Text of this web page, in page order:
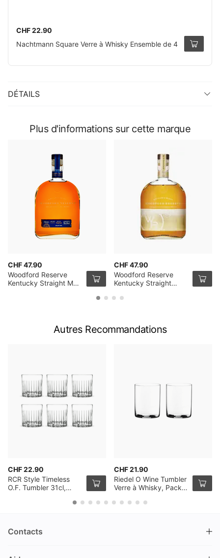
CHF 22.90
Nachtmann Square Verre à Whisky Ensemble de 4
DÉTAILS
Plus d'informations sur cette marque
CHF 47.90
Woodford Reserve
Kentucky Straight Malt
CHF 47.90
Woodford Reserve
Kentucky Straight
Holiday Edition 70cl
Autres Recommandations
CHF 22.90
RCR Style Timeless
O.F. Tumbler 31cl,
CHF 21.90
Riedel O Wine Tumbler
Verre à Whisky, Pack
Contacts